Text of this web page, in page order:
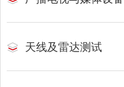
天线及雷达测试